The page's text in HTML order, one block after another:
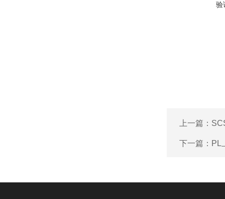
验
上一篇：
下一篇： PL